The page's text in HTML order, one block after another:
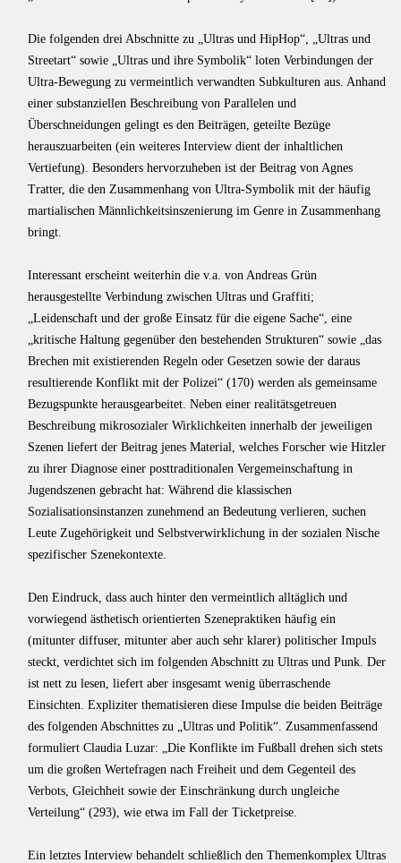
Die folgenden drei Abschnitte zu „Ultras und HipHop“, „Ultras und
Streetart“ sowie „Ultras und ihre Symbolik“ loten Verbindungen der
Ultra-Bewegung zu vermeintlich verwandten Subkulturen aus. Anhand
einer substanziellen Beschreibung von Parallelen und
Überschneidungen gelingt es den Beiträgen, geteilte Bezüge
herauszuarbeiten (ein weiteres Interview dient der inhaltlichen
Vertiefung). Besonders hervorzuheben ist der Beitrag von Agnes
Tratter, die den Zusammenhang von Ultra-Symbolik mit der häufig
martialischen Männlichkeitsinszenierung im Genre in Zusammenhang
bringt.
Interessant erscheint weiterhin die v.a. von Andreas Grün
herausgestellte Verbindung zwischen Ultras und Graffiti;
„Leidenschaft und der große Einsatz für die eigene Sache“, eine
„kritische Haltung gegenüber den bestehenden Strukturen“ sowie „das
Brechen mit existierenden Regeln oder Gesetzen sowie der daraus
resultierende Konflikt mit der Polizei“ (170) werden als gemeinsame
Bezugspunkte herausgearbeitet. Neben einer realitätsgetreuen
Beschreibung mikrosozialer Wirklichkeiten innerhalb der jeweiligen
Szenen liefert der Beitrag jenes Material, welches Forscher wie Hitzler
zu ihrer Diagnose einer posttraditionalen Vergemeinschaftung in
Jugendszenen gebracht hat: Während die klassischen
Sozialisationsinstanzen zunehmend an Bedeutung verlieren, suchen
Leute Zugehörigkeit und Selbstverwirklichung in der sozialen Nische
spezifischer Szenekontexte.
Den Eindruck, dass auch hinter den vermeintlich alltäglich und
vorwiegend ästhetisch orientierten Szenepraktiken häufig ein
(mitunter diffuser, mitunter aber auch sehr klarer) politischer Impuls
steckt, verdichtet sich im folgenden Abschnitt zu Ultras und Punk. Der
ist nett zu lesen, liefert aber insgesamt wenig überraschende
Einsichten. Expliziter thematisieren diese Impulse die beiden Beiträge
des folgenden Abschnittes zu „Ultras und Politik“. Zusammenfassend
formuliert Claudia Luzar: „Die Konflikte im Fußball drehen sich stets
um die großen Wertefragen nach Freiheit und dem Gegenteil des
Verbots, Gleichheit sowie der Einschränkung durch ungleiche
Verteilung“ (293), wie etwa im Fall der Ticketpreise.
Ein letztes Interview behandelt schließlich den Themenkomplex Ultras